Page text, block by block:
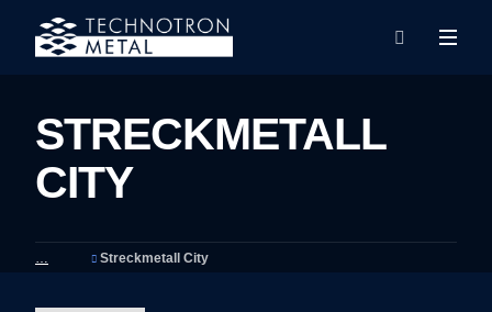
STRECKMETALL
CITY
Streckmetall City